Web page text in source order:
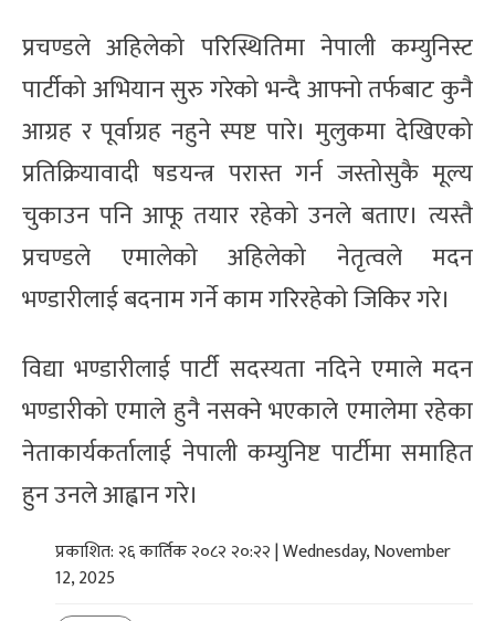
प्रचण्डले अहिलेको परिस्थितिमा नेपाली कम्युनिस्ट
पार्टीको अभियान सुरु गरेको भन्दै आफ्नो तर्फबाट कुनै
आग्रह र पूर्वाग्रह नहुने स्पष्ट पारे। मुलुकमा देखिएको
प्रतिक्रियावादी षडयन्त्र परास्त गर्न जस्तोसुकै मूल्य
चुकाउन पनि आफू तयार रहेको उनले बताए। त्यस्तै
प्रचण्डले एमालेको अहिलेको नेतृत्वले मदन
भण्डारीलाई बदनाम गर्ने काम गरिरहेको जिकिर गरे।
विद्या भण्डारीलाई पार्टी सदस्यता नदिने एमाले मदन
भण्डारीको एमाले हुनै नसक्ने भएकाले एमालेमा रहेका
नेताकार्यकर्तालाई नेपाली कम्युनिष्ट पार्टीमा समाहित
हुन उनले आह्वान गरे।
प्रकाशित: २६ कार्तिक २०८२ २०:२२ | Wednesday, November
12, 2025